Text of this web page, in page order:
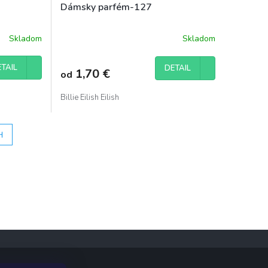
Skladom
Dámsky parfém-127
je
z
Skladom
od 1,70 € DETAIL
Billie Eilish Eilish